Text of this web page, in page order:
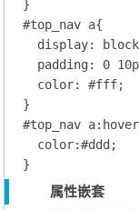
#top_nav a{
display:
padding: 0 10
color: #fff;
#top_nav a:hover
color:#ddd;
属性嵌套